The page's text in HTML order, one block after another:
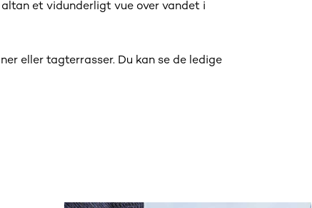
et vidunderligt vue over vandet i
eller tagterrasser. Du kan se de ledige